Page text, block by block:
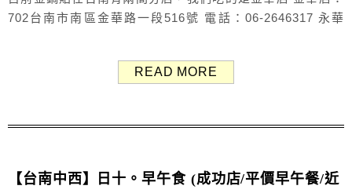
702台南市南區金華路一段516號 電話：06-2646317 永華
都有人潮，是間很多在地人會吃的美食 金鍋貼菜單 Menu
READ MORE
【台南中西】日十。早午食 (成功店/平價早午餐/近